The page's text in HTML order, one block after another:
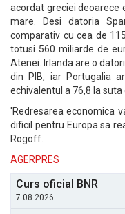
acordat greciei deoarece
mare. Desi datoria
comparativ cu cea de
totusi 560 miliarde de
Atenei. Irlanda are o
din PIB, iar Portugalia
echivalentul a 76,8 la suta
'Redresarea economica
dificil pentru Europa sa
Rogoff.
AGERPRES
Curs oficial BNR
7.08.2026